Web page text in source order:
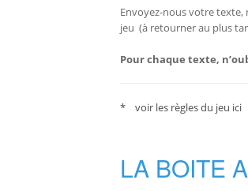
Envoyez-nous votre
jeu (à retourner au plus
Pour chaque texte,
* voir les règles du jeu ici
LA BOITE